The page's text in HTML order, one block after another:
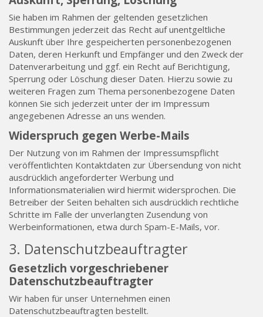
Sie haben im Rahmen der geltenden gesetzlichen
Bestimmungen jederzeit das Recht auf unentgeltliche
Auskunft über Ihre gespeicherten personenbezogenen
Daten, deren Herkunft und Empfänger und den Zweck der
Datenverarbeitung und ggf. ein Recht auf Berichtigung,
Sperrung oder Löschung dieser Daten. Hierzu sowie zu
weiteren Fragen zum Thema personenbezogene Daten
können Sie sich jederzeit unter der im Impressum
angegebenen Adresse an uns wenden.
Widerspruch gegen Werbe-Mails
Der Nutzung von im Rahmen der Impressumspflicht
veröffentlichten Kontaktdaten zur Übersendung von nicht
ausdrücklich angeforderter Werbung und
Informationsmaterialien wird hiermit widersprochen. Die
Betreiber der Seiten behalten sich ausdrücklich rechtliche
Schritte im Falle der unverlangten Zusendung von
Werbeinformationen, etwa durch Spam-E-Mails, vor.
3. Datenschutzbeauftragter
Gesetzlich vorgeschriebener
Datenschutzbeauftragter
Wir haben für unser Unternehmen einen
Datenschutzbeauftragten bestellt.